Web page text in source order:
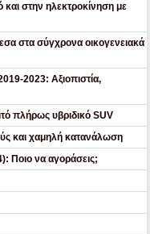
στην ηλεκτροκίνηση με
στα σύγχρονα οικογενειακά
2023: Αξιοπιστία,
πλήρως υβριδικό SUV
και χαμηλή κατανάλωση
Ποιο να αγοράσεις;